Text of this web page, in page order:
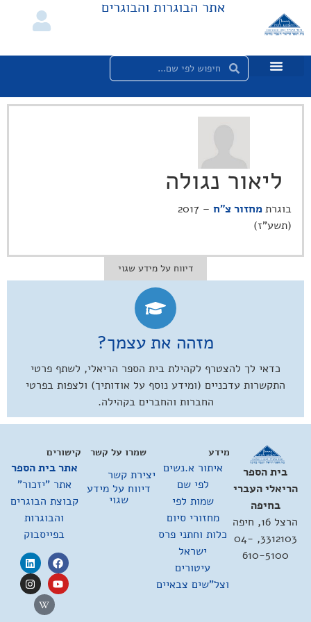
אתר הבוגרות והבוגרים
ליאור נגולה
בוגרתמחזור צ"ח
– 2017
(תשע"ז)
דיווח על מידע שגוי
מזהה את עצמך?
כדאי לך להצטרף לקהילת בית הספר הריאלי, לשתף פרטי
התקשרות עדכניים (ומידע נוסף על אודותיך) ולצפות בפרטי
החברות והחברים בקהילה.
בית הספר
הריאלי העברי
בחיפה
הרצל 16, חיפה
3312103, 04-
610-5100
מידע
איתור א.נשים
לפי שם
שמות לפי
מחזורי סיום
כלות וחתני פרס
ישראל
עיטורים
וצל"שים צבאיים
קישורים
אתר בית הספר
אתר "יזכור"
קבוצת הבוגרים
והבוגרות
בפייסבוק
שמרו על קשר
יצירת קשר
דיווח על מידע
שגוי